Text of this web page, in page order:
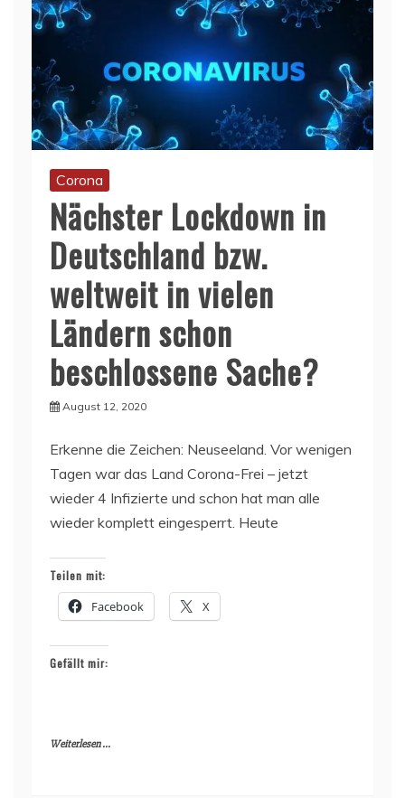
Corona
Nächster Lockdown in
Deutschland bzw.
weltweit in vielen
Ländern schon
beschlossene Sache?
August 12, 2020
Erkenne die Zeichen: Neuseeland. Vor wenigen
Tagen war das Land Corona-Frei – jetzt
wieder 4 Infizierte und schon hat man alle
wieder komplett eingesperrt. Heute
Teilen mit:
Facebook X
Gefällt mir:
Weiterlesen ...